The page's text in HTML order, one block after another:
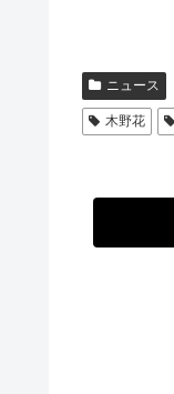
ニュース
木野花